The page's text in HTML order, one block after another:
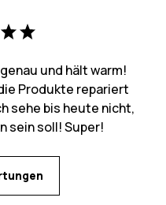
und hält warm!
Produkte repariert
sehe bis heute nicht,
sein soll! Super!